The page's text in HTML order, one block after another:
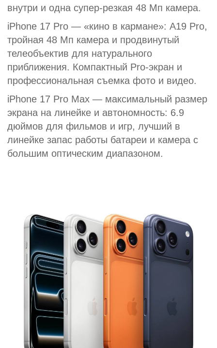
внутри и одна супер-резкая 48 Мп камера.
iPhone 17 Pro — «кино в кармане»: A19 Pro,
тройная 48 Мп камера и продвинутый
телеобъектив для натурального
приближения. Компактный Pro-экран и
профессиональная съемка фото и видео.
iPhone 17 Pro Max — максимальный размер
экрана на линейке и автономность: 6.9
дюймов для фильмов и игр, лучший в
линейке запас работы батареи и камера с
большим оптическим диапазоном.